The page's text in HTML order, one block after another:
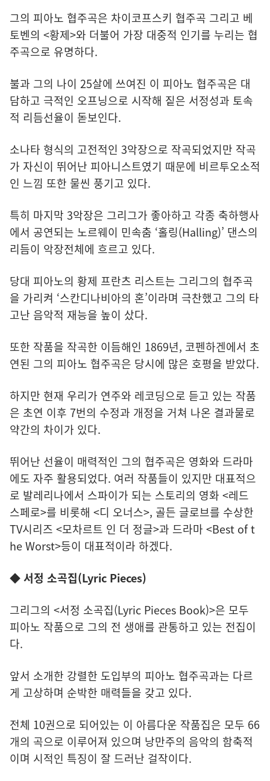
그의 피아노 협주곡은 차이코프스키 협주곡 그리고 베
토벤의 <황제>와 더불어 가장 대중적 인기를 누리는 협
주곡으로 유명하다.
불과 그의 나이 25살에 쓰여진 이 피아노 협주곡은 대
담하고 극적인 오프닝으로 시작해 짙은 서정성과 토속
적 리듬선율이 돋보인다.
소나타 형식의 고전적인 3악장으로 작곡되었지만 작곡
가 자신이 뛰어난 피아니스트였기 때문에 비르투오소적
인 느낌 또한 물씬 풍기고 있다.
특히 마지막 3악장은 그리그가 좋아하고 각종 축하행사
에서 공연되는 노르웨이 민속춤 ‘홀링(Halling)’ 댄스의
리듬이 악장전체에 흐르고 있다.
당대 피아노의 황제 프란츠 리스트는 그리그의 협주곡
을 가리켜 ‘스칸디나비아의 혼’이라며 극찬했고 그의 타
고난 음악적 재능을 높이 샀다.
또한 작품을 작곡한 이듬해인 1869년, 코펜하겐에서 초
연된 그의 피아노 협주곡은 당시에 많은 호평을 받았다.
하지만 현재 우리가 연주와 레코딩으로 듣고 있는 작품
은 초연 이후 7번의 수정과 개정을 거쳐 나온 결과물로
약간의 차이가 있다.
뛰어난 선율이 매력적인 그의 협주곡은 영화와 드라마
에도 자주 활용되었다. 여러 작품들이 있지만 대표적으
로 발레리나에서 스파이가 되는 스토리의 영화 <레드
스페로>를 비롯해 <디 오너스>, 골든 글로브를 수상한
TV시리즈 <모차르트 인 더 정글>과 드라마 <Best of t
he Worst>등이 대표적이라 하겠다.
◆ 서정 소곡집(Lyric Pieces)
그리그의 <서정 소곡집(Lyric Pieces Book)>은 모두
피아노 작품으로 그의 전 생애를 관통하고 있는 전집이
다.
앞서 소개한 강렬한 도입부의 피아노 협주곡과는 다르
게 고상하며 순박한 매력들을 갖고 있다.
전체 10권으로 되어있는 이 아름다운 작품집은 모두 66
개의 곡으로 이루어져 있으며 낭만주의 음악의 함축적
이며 시적인 특징이 잘 드러난 걸작이다.